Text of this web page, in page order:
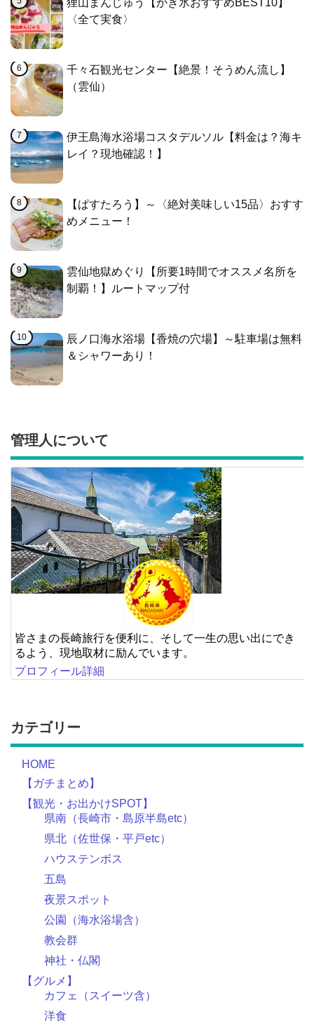
狸山まんじゅう【かき氷おすすめBEST10】
〈全て実食〉
千々石観光センター【絶景！そうめん流し】
（雲仙）
伊王島海水浴場コスタデルソル【料金は？海キ
レイ？現地確認！】
【ぱすたろう】～〈絶対美味しい15品〉おすす
めメニュー！
雲仙地獄めぐり【所要1時間でオススメ名所を
制覇！】ルートマップ付
辰ノ口海水浴場【香焼の穴場】～駐車場は無料
＆シャワーあり！
管理人について
皆さまの長崎旅行を便利に、そして一生の思い出にでき
るよう、現地取材に励んでいます。
プロフィール詳細
カテゴリー
HOME
【ガチまとめ】
【観光・お出かけSPOT】
県南（長崎市・島原半島etc）
県北（佐世保・平戸etc）
ハウステンボス
五島
夜景スポット
公園（海水浴場含）
教会群
神社・仏閣
【グルメ】
カフェ（スイーツ含）
洋食